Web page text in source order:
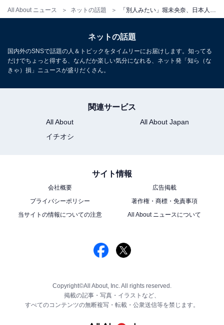
All About ニュース ネットの話題
ネットの話題
国内外のSNSで話題の人＆トピックをタイムリーにお届けします。知ってる
だけでちょっと得する、なんだか楽しい気分になれる、ネット発「知ら（な
きゃ）損」ニュースが盛りだくさん。
関連サービス
All About
All About Japan
イチオシ
サイト情報
会社概要
広告掲載
プライバシーポリシー
著作権・商標・免責事項
当サイトの情報についての注意
All About ニュースについて
Copyright©All About, Inc. All rights reserved.
掲載の記事・写真・イラストなど、
すべてのコンテンツの無断複写・転載・公衆送信等を禁じます。